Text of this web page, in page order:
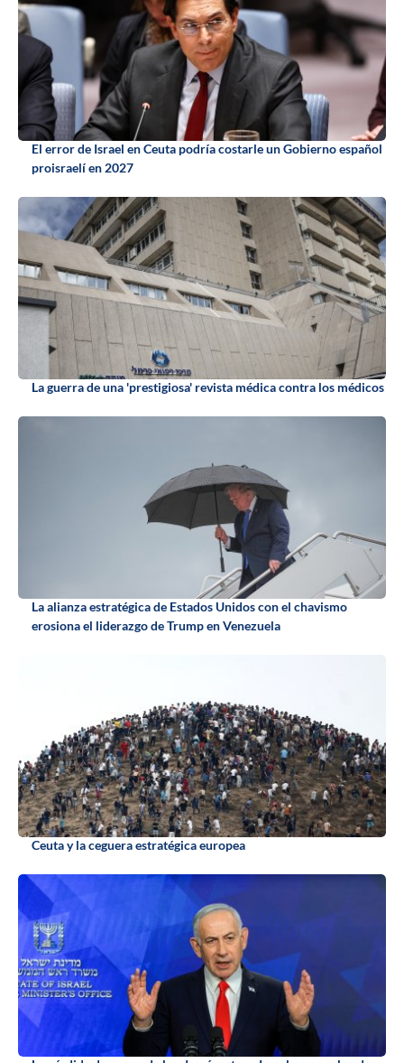
El error de Israel en Ceuta podría costarle un Gobierno español
proisraelí en 2027
La guerra de una 'prestigiosa' revista médica contra los médicos
La alianza estratégica de Estados Unidos con el chavismo
erosiona el liderazgo de Trump en Venezuela
Ceuta y la ceguera estratégica europea